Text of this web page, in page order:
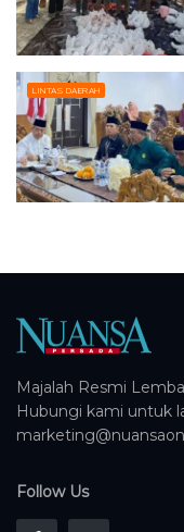
LINTAS DAERAH
Majalah Resmi
Hubungi kami untuk
Follow Us